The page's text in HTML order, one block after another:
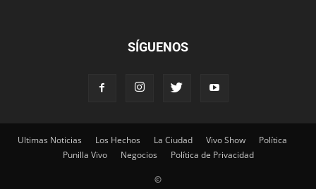
SÍGUENOS
Ultimas Noticias Los Hechos La Ciudad Vivo Show
Política
Punilla Vivo
Negocios Política de Privacidad
©